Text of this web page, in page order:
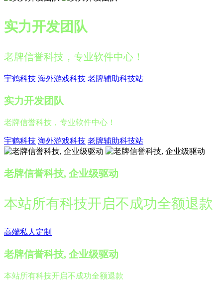
实力开发团队
老牌信誉科技，专业软件中心！
宇鹤科技 海外游戏科技 老牌辅助科技站
实力开发团队
老牌信誉科技，专业软件中心！
宇鹤科技 海外游戏科技 老牌辅助科技站
老牌信誉科技, 企业级驱动
本站所有科技开启不成功全额退款
高端私人定制
老牌信誉科技, 企业级驱动
本站所有科技开启不成功全额退款